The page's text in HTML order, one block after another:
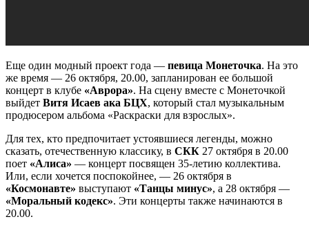
Еще один модный проект года — певица Монеточка. На это
же время — 26 октября, 20.00, запланирован ее большой
концерт в клубе «Аврора». На сцену вместе с Монеточкой
выйдет Витя Исаев ака БЦХ, который стал музыкальным
продюсером альбома «Раскраски для взрослых».
Для тех, кто предпочитает устоявшиеся легенды, можно
сказать, отечественную классику, в СКК 27 октября в 20.00
поет «Алиса» — концерт посвящен 35-летию коллектива.
Или, если хочется поспокойнее, — 26 октября в
«Космонавте» выступают «Танцы минус», а 28 октября —
«Моральный кодекс». Эти концерты также начинаются в
20.00.